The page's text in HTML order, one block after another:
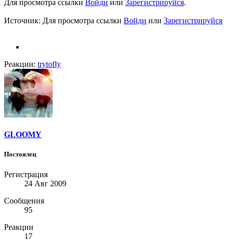
Для просмотра ссылки Войди или Зарегистрируйся.
Источник: Для просмотра ссылки Войди или Зарегистрируйся
Реакции: trytofly
GLOOMY
Постоялец
Регистрация
24 Авг 2009
Сообщения
95
Реакции
17